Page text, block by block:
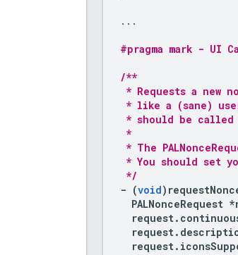
...
#pragma mark - UI
/**
* Requests a new
* like a (sane)
* should be called
*
* The
* You should set
*/
- (void)
PALNonceRequest *
request.
request.
request.